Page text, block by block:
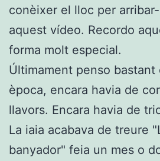
conèixer el lloc per
aquest vídeo. Recordo
forma molt especial.
Últimament penso bastant
època, encara havia de
llavors. Encara havia de
La iaia acabava de treure
banyador" feia un mes o